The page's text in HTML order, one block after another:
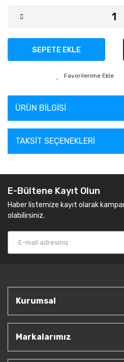
SEPETE EKLE
ÜRÜN BILGISI
TAKSIT SEÇENEKLERI
E-Bültene Kayıt Olun
Haber listemize kayıt olarak
olabilirsiniz.
Kurumsal
Markalarımız